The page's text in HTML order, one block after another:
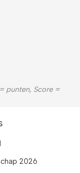
punten, Score =
2026